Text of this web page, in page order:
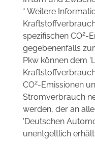
* Weitere
spezifischen CO2-
gegebenenfalls
Pkw können dem
CO2-Emissionen
Stromverbrauch
werden, der an
'Deutschen
unentgeltlich